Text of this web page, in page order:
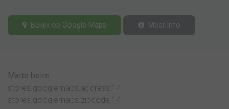
Bekijk op Google Maps Meer info
Matte beits
stores.googlemaps.address.14
stores.googlemaps.zipcode.14